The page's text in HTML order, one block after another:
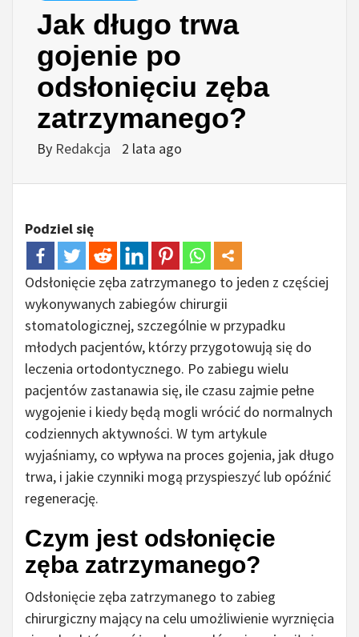
Jak długo trwa
gojenie po
odsłonięciu zęba
zatrzymanego?
By Redakcja 2 lata ago
Podziel się
Odsłonięcie zęba zatrzymanego to jeden z częściej
wykonywanych zabiegów chirurgii
stomatologicznej, szczególnie w przypadku
młodych pacjentów, którzy przygotowują się do
leczenia ortodontycznego. Po zabiegu wielu
pacjentów zastanawia się, ile czasu zajmie pełne
wygojenie i kiedy będą mogli wrócić do normalnych
codziennych aktywności. W tym artykule
wyjaśniamy, co wpływa na proces gojenia, jak długo
trwa, i jakie czynniki mogą przyspieszyć lub opóźnić
regenerację.
Czym jest odsłonięcie
zęba zatrzymanego?
Odsłonięcie zęba zatrzymanego to zabieg
chirurgiczny mający na celu umożliwienie wyrznięcia